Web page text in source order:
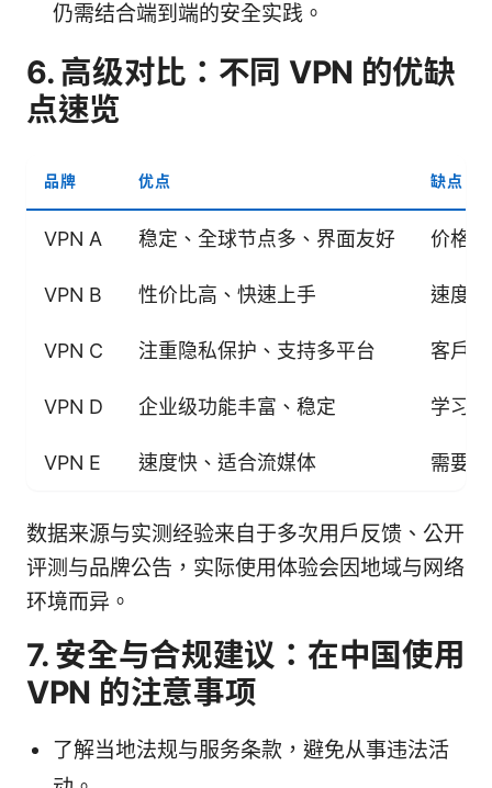
仍需结合端到端的安全实践。
6. 高级对比：不同 VPN 的优缺
点速览
品牌 优点 缺点
VPN A 稳定、全球节点多、界面友好 价格
VPN B 性价比高、快速上手 速度
VPN C 注重隐私保护、支持多平台 客户
VPN D 企业级功能丰富、稳定 学习
VPN E 速度快、适合流媒体 需要
数据来源与实测经验来自于多次用户反馈、公开
评测与品牌公告，实际使用体验会因地域与网络
环境而异。
7. 安全与合规建议：在中国使用
VPN 的注意事项
了解当地法规与服务条款，避免从事违法活